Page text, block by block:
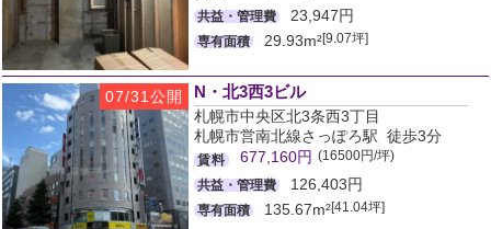
共益・管理費
23,947円
専有面積 29.93m²[9.07坪]
07/31公開 N・北3西3ビル
札幌市中央区北3条西3丁目
札幌市営南北線さっぽろ駅 徒歩3分
賃料 677,160円 (16500円/坪)
共益・管理費
126,403円
専有面積 135.67m²[41.04坪]